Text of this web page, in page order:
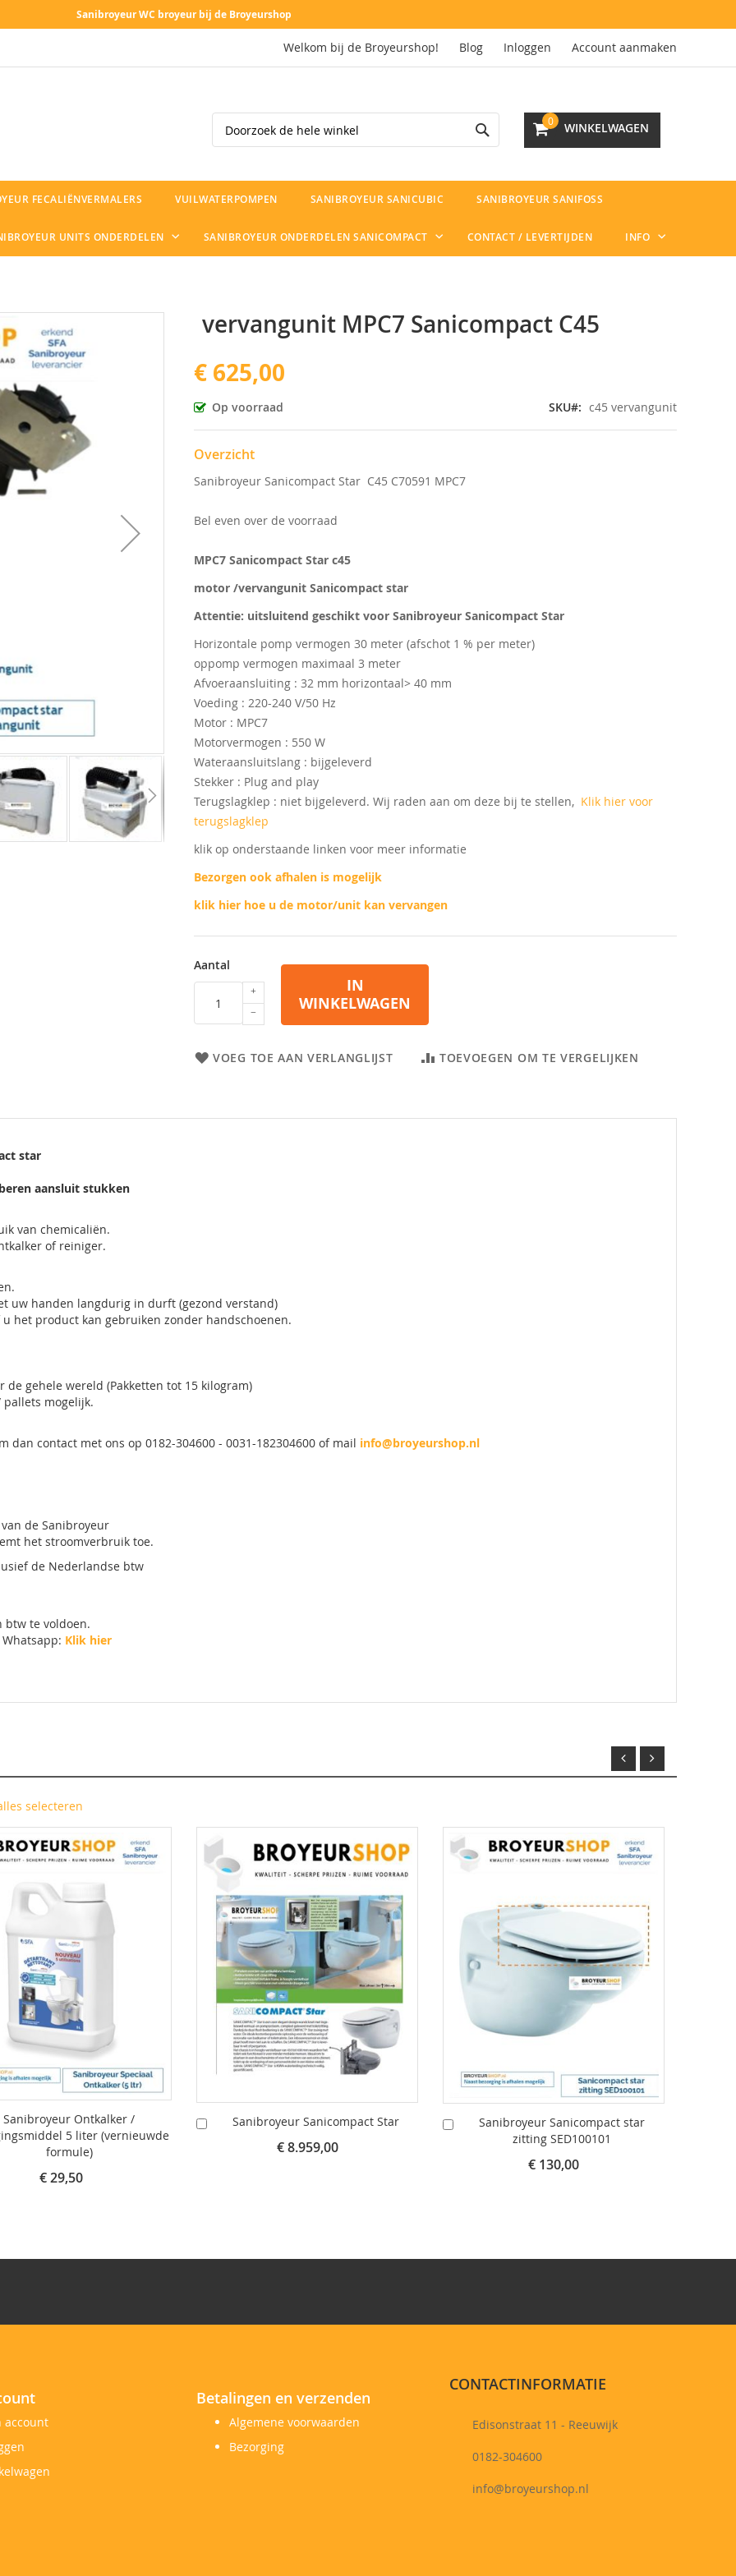
Sanibroyeur WC broyeur bij de Broyeurshop
Welkom bij de Broyeurshop! Blog Inloggen Account aanmaken
WINKELWAGEN
0
Search
FECALIËNVERMALERS VUILWATERPOMPEN SANIBROYEUR SANICUBIC SANIBROYEUR SANIFOSS
UNITS ONDERDELEN SANIBROYEUR ONDERDELEN SANICOMPACT CONTACT / LEVERTIJDEN INFO
vervangunit MPC7 Sanicompact C45
€ 625,00
Op voorraad SKU c45 vervangunit
Overzicht
Sanibroyeur Sanicompact Star C45 C70591 MPC7
Bel even over de voorraad
MPC7 Sanicompact Star c45
motor /vervangunit Sanicompact star
Attentie: uitsluitend geschikt voor Sanibroyeur Sanicompact Star
Horizontale pomp vermogen 30 meter (afschot 1 % per meter)
oppomp vermogen maximaal 3 meter
Afvoeraansluiting : 32 mm horizontaal> 40 mm
Voeding : 220-240 V/50 Hz
Motor : MPC7
Motorvermogen : 550 W
Wateraansluitslang : bijgeleverd
Stekker : Plug and play
Terugslagklep : niet bijgeleverd. Wij raden aan om deze bij te stellen, Klik hier voor
terugslagklep
klik op onderstaande linken voor meer informatie
Bezorgen ook afhalen is mogelijk
klik hier hoe u de motor/unit kan vervangen
Aantal
IN
WINKELWAGEN
VOEG TOE AAN VERLANGLIJST TOEVOEGEN OM TE VERGELIJKEN
star
aansluit stukken
van chemicaliën.
of reiniger.
uw handen langdurig in durft (gezond verstand)
het product kan gebruiken zonder handschoenen.
gehele wereld (Pakketten tot 15 kilogram)
mogelijk.
contact met ons op 0182-304600 - 0031-182304600 of mail info@broyeurshop.nl
de Sanibroyeur
het stroomverbruik toe.
de Nederlandse btw
btw te voldoen.
Whatsapp: Klik hier
selecteren
Sanibroyeur Ontkalker /
5 liter (vernieuwde
formule)
€ 29,50
Sanibroyeur Sanicompact Star
€ 8.959,00
Winkelwagen
Sanibroyeur Sanicompact star
zitting SED100101
€ 130,00
Winkelwagen
account
Betalingen en verzenden
Algemene voorwaarden
Bezorging
CONTACTINFORMATIE
Edisonstraat 11 - Reeuwijk
0182-304600
info@broyeurshop.nl